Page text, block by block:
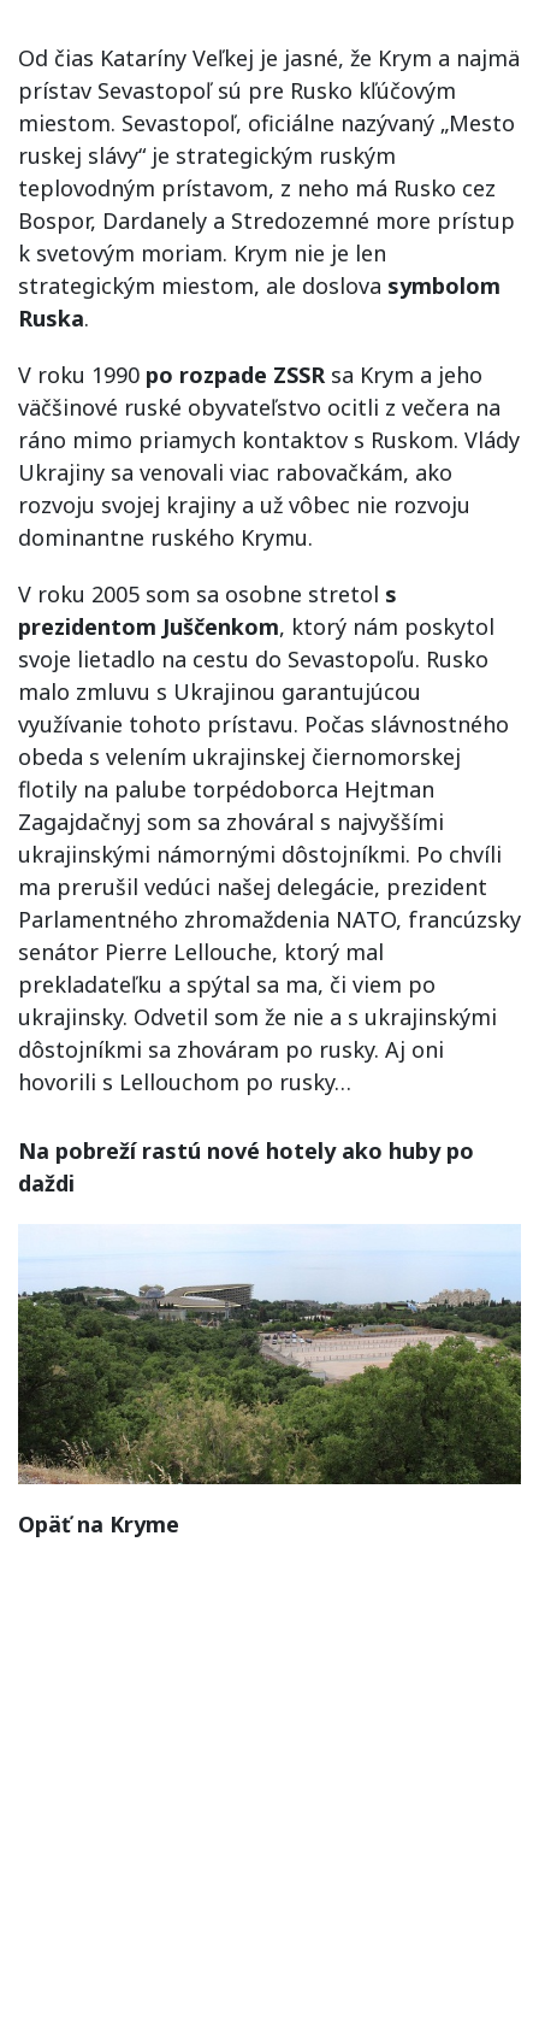
Od čias Kataríny Veľkej je jasné, že Krym a najmä
prístav Sevastopoľ sú pre Rusko kľúčovým
miestom. Sevastopoľ, oficiálne nazývaný „Mesto
ruskej slávy“ je strategickým ruským
teplovodným prístavom, z neho má Rusko cez
Bospor, Dardanely a Stredozemné more prístup
k svetovým moriam. Krym nie je len
strategickým miestom, ale doslova symbolom
Ruska.
V roku 1990 po rozpade ZSSR sa Krym a jeho
väčšinové ruské obyvateľstvo ocitli z večera na
ráno mimo priamych kontaktov s Ruskom. Vlády
Ukrajiny sa venovali viac rabovačkám, ako
rozvoju svojej krajiny a už vôbec nie rozvoju
dominantne ruského Krymu.
V roku 2005 som sa osobne stretol s
prezidentom Juščenkom, ktorý nám poskytol
svoje lietadlo na cestu do Sevastopoľu. Rusko
malo zmluvu s Ukrajinou garantujúcou
využívanie tohoto prístavu. Počas slávnostného
obeda s velením ukrajinskej čiernomorskej
flotily na palube torpédoborca Hejtman
Zagajdačnyj som sa zhováral s najvyššími
ukrajinskými námornými dôstojníkmi. Po chvíli
ma prerušil vedúci našej delegácie, prezident
Parlamentného zhromaždenia NATO, francúzsky
senátor Pierre Lellouche, ktorý mal
prekladateľku a spýtal sa ma, či viem po
ukrajinsky. Odvetil som že nie a s ukrajinskými
dôstojníkmi sa zhováram po rusky. Aj oni
hovorili s Lellouchom po rusky…
Na pobreží rastú nové hotely ako huby po
daždi
Opäť na Kryme